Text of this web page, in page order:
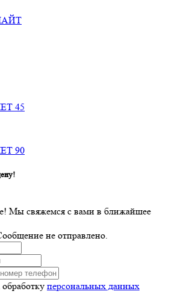
45
90
Мы свяжемся с вами в ближайшее
не отправлено.
персональных данных